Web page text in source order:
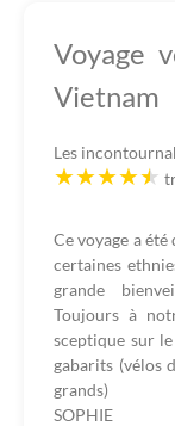
Voyage
Vietnam
Les
Ce voyage a
certaines
grande
Toujours à
sceptique sur
gabarits (vélos
grands)
SOPHIE